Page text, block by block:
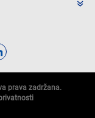
prava zadržana.